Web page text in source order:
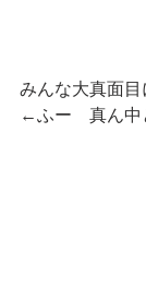
みんな大真面目
←ふー　真ん